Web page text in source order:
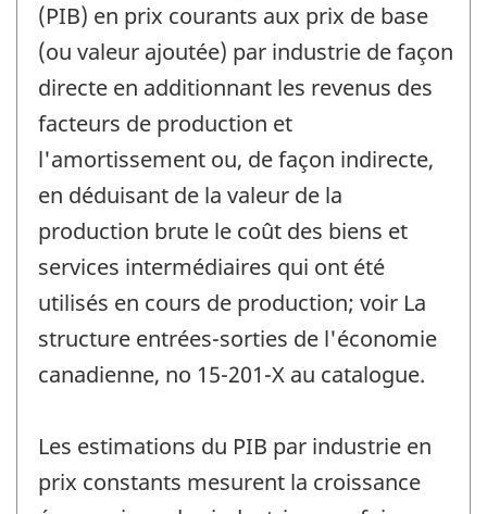
(PIB) en prix courants aux prix de base
(ou valeur ajoutée) par industrie de façon
directe en additionnant les revenus des
facteurs de production et
l'amortissement ou, de façon indirecte,
en déduisant de la valeur de la
production brute le coût des biens et
services intermédiaires qui ont été
utilisés en cours de production; voir La
structure entrées-sorties de l'économie
canadienne, no 15-201-X au catalogue.
Les estimations du PIB par industrie en
prix constants mesurent la croissance